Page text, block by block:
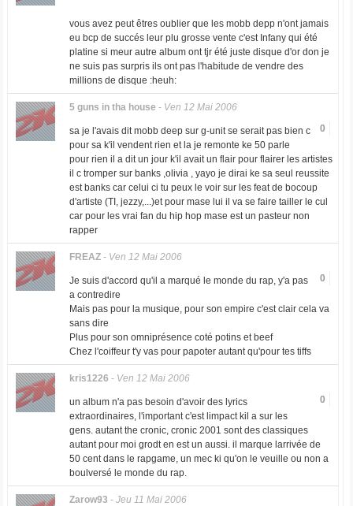
vous avez peut êtres oublier que les mobb depp n'ont jamais
eu bcp de succés leur plu grosse vente c'est Infany qui été
platine si meur autre album ont tjr été juste disque d'or don je
ne suis pas surpris ils ont pas l'habitude de vendre des
millions de disque :heuh:
5 guns in tha house - Ven 12 Mai 2006
0
sa je l'avais dit mobb deep sur g-unit se serait pas bien c
pour sa k'il vendent rien et la je remonte ke 50 parle
pour rien il a dit un jour k'il avait un flair pour flairer les artistes
il c tromper sur banks ,olivia , yayo je dirai ke sa seul reussite
est banks car celui ci tu peux le voir sur les feat de bocoup
d'artiste (TI, jezzy,...)et pour mase lui il va se faire tailler le cul
car pour les vrai fan du hip hop mase est un pasteur non
rapper
FREAZ- Ven 12 Mai 2006
0
Je suis d'accord qu'il a marqué le monde du rap, y'a pas
a contredire
Mais pas pour la musique, pour son empire c'est clair cela va
sans dire
Plus pour son omniprésence coté potins et beef
Chez l'coiffeur t'y vas pour papoter autant qu'pour tes tiffs
kris1226 - Ven 12 Mai 2006
0
un album n'a pas besoin d'avoir des lyrics
extraordinaires, l'important c'est limpact kil a sur les
gens. autant the cronic, cronic 2001 sont des classiques
autant pour moi grodt en est un aussi. il marque larrivée de
50 cent dans le rapgame, un mec ki qu'on le veuille ou non a
boulversé le monde du rap.
Zarow93 - Jeu 11 Mai 2006